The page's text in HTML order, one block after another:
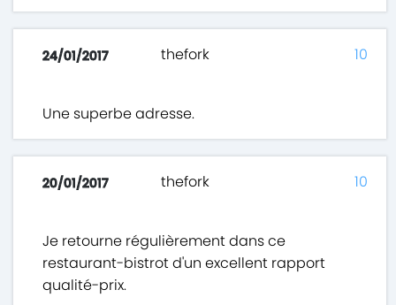
24/01/2017 thefork
Une superbe adresse.
10
20/01/2017 thefork
Je retourne régulièrement dans ce
restaurant-bistrot d'un excellent rapport
qualité-prix.
10